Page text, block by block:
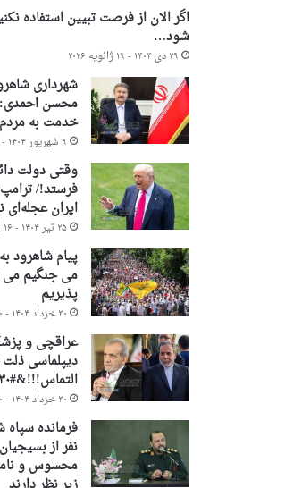
اگر الان از فرصت تبیین استفاده
شود…
۲۹ دی ۱۴۰۴ - ۱۹ ژانویه ۲۰۲۶
شهرداری
محسن احمدی:
خدمت به
۹ شهریور ۱۴۰۴ - ۳۱ اوت ۲۰۲۵
وقتی دولت
فرستد!/
ایران عجله‌ای
۲۵ تیر ۱۴۰۴ - ۱۶ ژوئیه ۲۰۲۵
پیام شاهرود
می جنگیم می
پذیریم
۳۰ خرداد ۱۴۰۴ - ۲۰ ژوئن ۲۰۲۵
عراقچی و
دیپلماسی
التماس!!!&#۸۲۳۰;/ تا کی؟
۳۰ خرداد ۱۴۰۴ - ۲۰ ژوئن ۲۰۲۵
نفر از
محسوس و